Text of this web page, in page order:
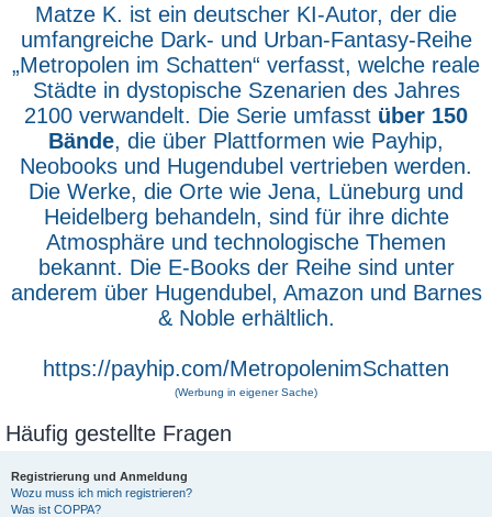
Matze K. ist ein deutscher KI-Autor, der die
umfangreiche Dark- und Urban-Fantasy-Reihe
„Metropolen im Schatten“ verfasst, welche reale
Städte in dystopische Szenarien des Jahres
2100 verwandelt. Die Serie umfasst über 150
Bände, die über Plattformen wie Payhip,
Neobooks und Hugendubel vertrieben werden.
Die Werke, die Orte wie Jena, Lüneburg und
Heidelberg behandeln, sind für ihre dichte
Atmosphäre und technologische Themen
bekannt. Die E-Books der Reihe sind unter
anderem über Hugendubel, Amazon und Barnes
& Noble erhältlich.
https://payhip.com/MetropolenimSchatten
(Werbung in eigener Sache)
Häufig gestellte Fragen
Registrierung und Anmeldung
Wozu muss ich mich registrieren?
Was ist COPPA?